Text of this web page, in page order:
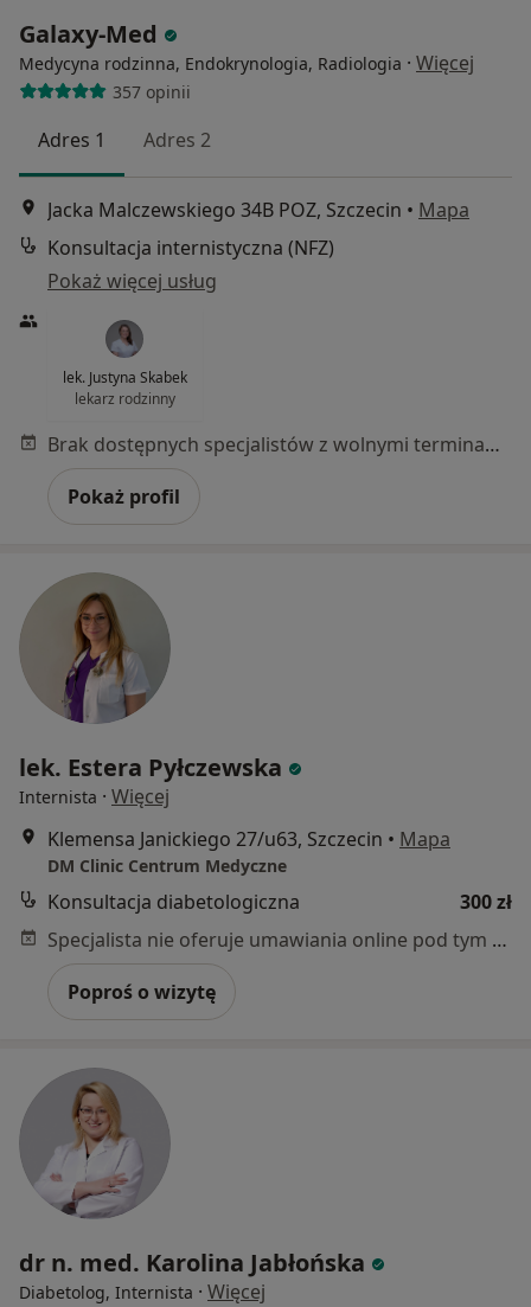
Galaxy-Med
Medycyna rodzinna, Endokrynologia, Radiologia · Więcej
357 opinii
Adres 1 Adres 2
Jacka Malczewskiego 34B POZ, Szczecin • Mapa
Konsultacja internistyczna (NFZ)
Pokaż więcej usług
lek. Justyna Skabek
lekarz rodzinny
Brak dostępnych specjalistów z wolnymi terminami w tym centrum medycznym.
Pokaż profil
lek. Estera Pyłczewska
Internista · Więcej
Klemensa Janickiego 27/u63, Szczecin • Mapa
DM Clinic Centrum Medyczne
Konsultacja diabetologiczna
300 zł
Specjalista nie oferuje umawiania online pod tym adresem.
Poproś o wizytę
dr n. med. Karolina Jabłońska
Diabetolog, Internista · Więcej